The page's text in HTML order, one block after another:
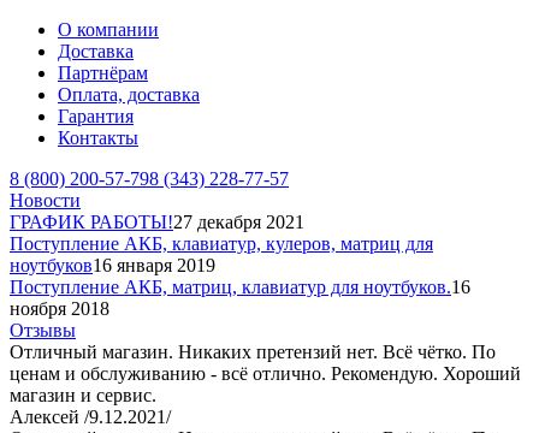
О компании
Доставка
Партнёрам
Оплата, доставка
Гарантия
Контакты
8 (800) 200-57-798 (343) 228-77-57
Новости
ГРАФИК РАБОТЫ!27 декабря 2021
Поступление АКБ, клавиатур, кулеров, матриц для
ноутбуков16 января 2019
Поступление АКБ, матриц, клавиатур для ноутбуков.16
ноября 2018
Отзывы
Отличный магазин. Никаких претензий нет. Всё чётко. По
ценам и обслуживанию - всё отлично. Рекомендую. Хороший
магазин и сервис.
Алексей /9.12.2021/